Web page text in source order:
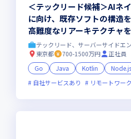
＜テックリード候補＞AIネ
に向け、既存ソフトの構造
高難度なリアーキテクチャ
トとチームの成長を牽引して
テックリード、サーバーサイドエ
東京都
700-1500万円
正社員
Go
Java Kotlin Node.js
自社サービスあり
リモートワー